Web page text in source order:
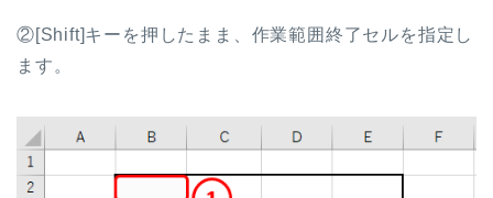
②[Shift]キーを押したまま、作業範囲終了セルを指定し
ます。